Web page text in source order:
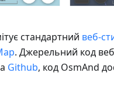
стандартний веб-
. Джерельний код
Github, код OsmAnd